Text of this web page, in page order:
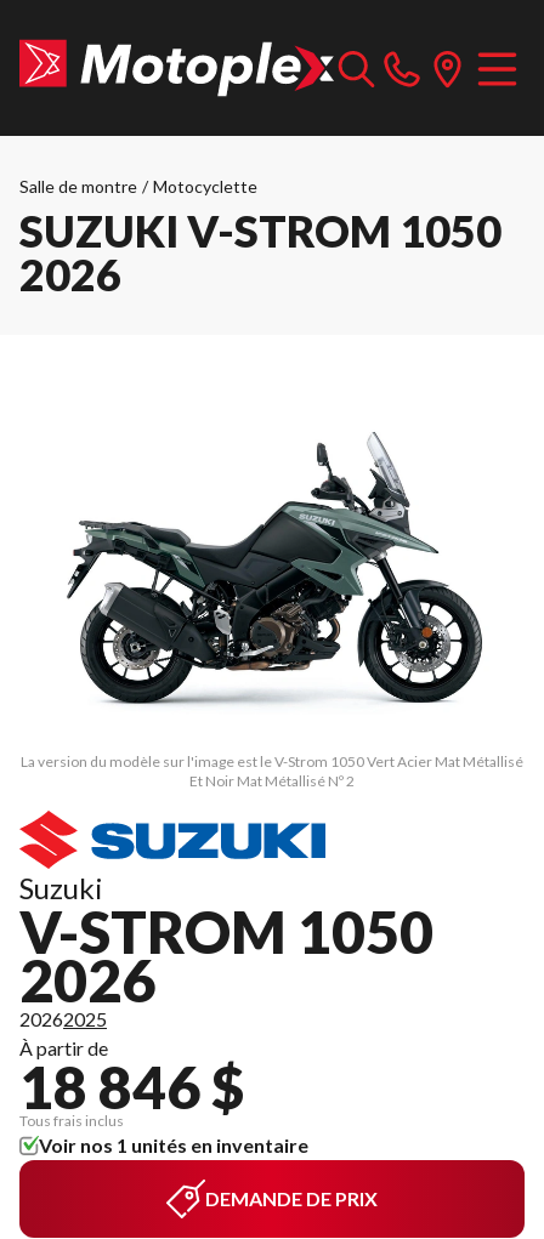
Salle de montre / Motocyclette
SUZUKI V-STROM 1050
2026
La version du modèle sur l'image est le V-Strom 1050 Vert Acier Mat Métallisé
Et Noir Mat Métallisé Nº 2
Suzuki
V-STROM 1050
2026
20262025
À partir de
18 846 $
Tous frais inclus
Voir nos 1 unités en inventaire
DEMANDE DE PRIX